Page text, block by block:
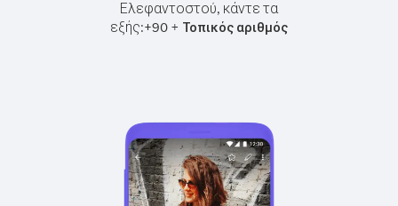
Ελεφαντοστού, κάντε τα
εξής:+90 + Τοπικός αριθμός